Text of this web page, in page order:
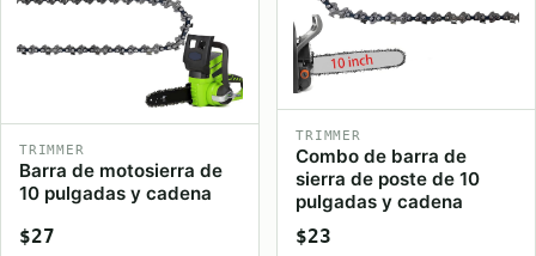
TRIMMER
Barra de motosierra de
10 pulgadas y cadena
$27
TRIMMER
Combo de barra de
sierra de poste de 10
pulgadas y cadena
$23